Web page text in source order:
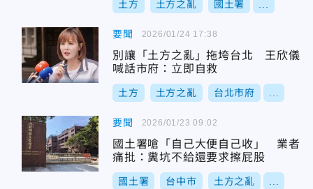
土方 土方之亂 國土署
要聞
別讓「土方之亂」拖垮台北 王欣儀
喊話市府：立即自救
土方 土方之亂 台北市府
2026/01/24 17:38
要聞
國土署嗆「自己大便自己收」 業者
痛批：糞坑不給還要求擦屁股
國土署 台中市 土方之亂
2026/01/23 09:02